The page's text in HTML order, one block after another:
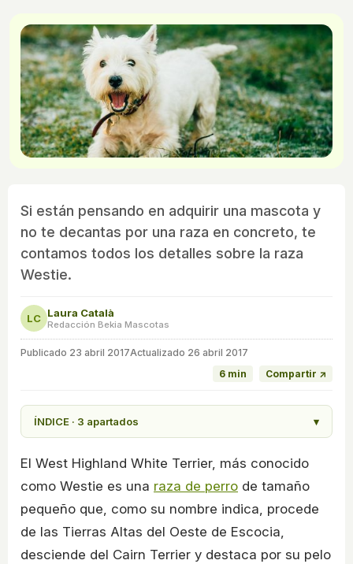
Si están pensando en adquirir una mascota y
no te decantas por una raza en concreto, te
contamos todos los detalles sobre la raza
Westie.
LC Laura Català
Redacción Bekia Mascotas
Publicado 23 abril 2017Actualizado 26 abril 2017
6 min
Compartir ↗
ÍNDICE · 3 apartados ▾
El West Highland White Terrier, más conocido
como Westie es una raza de perro de tamaño
pequeño que, como su nombre indica, procede
de las Tierras Altas del Oeste de Escocia,
desciende del Cairn Terrier y destaca por su pelo